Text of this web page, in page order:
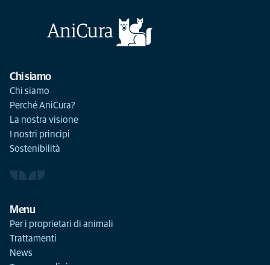
Chi siamo
Chi siamo
Perché AniCura?
La nostra visione
I nostri principi
Sostenibilità
Menu
Per i proprietari di animali
Trattamenti
News